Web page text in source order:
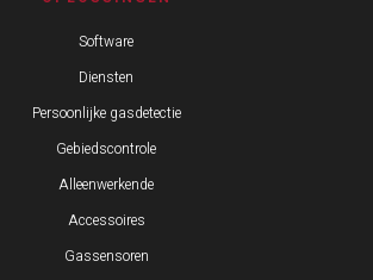
Software
Diensten
Persoonlijke gasdetectie
Gebiedscontrole
Alleenwerkende
Accessoires
Gassensoren